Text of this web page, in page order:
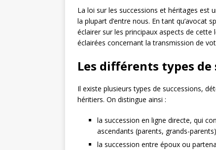
La loi sur les successions et héritages
la plupart d’entre nous. En tant qu’avocat
éclairer sur les principaux aspects de
éclairées concernant la transmission de
Les différents types de
Il existe plusieurs types de successions,
héritiers. On distingue ainsi :
la succession en ligne directe, qui
ascendants (parents, grands-
la succession entre époux ou